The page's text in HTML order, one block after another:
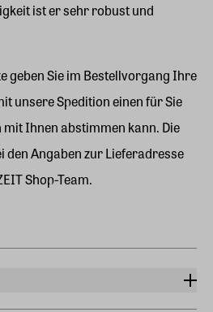
ist er sehr robust und
geben Sie im Bestellvorgang Ihre
unsere Spedition einen für Sie
Ihnen abstimmen kann. Die
Angaben zur Lieferadresse
Shop-Team.